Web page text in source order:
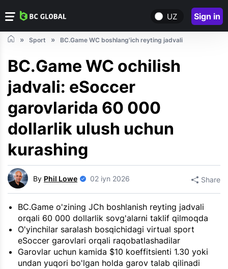
UZ Sign in
Sport BC.Game WC boshlang'ich reyting jadvali
BC.Game WC ochilish
jadvali: eSoccer
garovlarida 60 000
dollarlik ulush uchun
kurashing
By Phil Lowe 02 iyn 2026 Share
BC.Game o'zining JCh boshlanish reyting jadvali
orqali 60 000 dollarlik sovg'alarni taklif qilmoqda
O'yinchilar saralash bosqichidagi virtual sport
eSoccer garovlari orqali raqobatlashadilar
Garovlar uchun kamida $10 koeffitsienti 1.30 yoki
undan yuqori bo'lgan holda garov talab qilinadi